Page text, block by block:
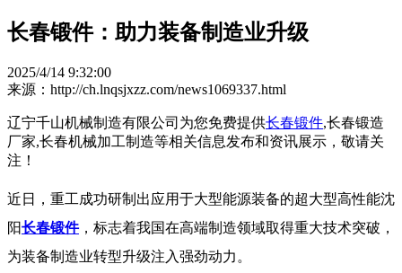
长春锻件：助力装备制造业升级​ ​
2025/4/14 9:32:00
来源：http://ch.lnqsjxzz.com/news1069337.html
辽宁千山机械制造有限公司为您免费提供长春锻件,长春锻造
厂家,长春机械加工制造等相关信息发布和资讯展示，敬请关
注！
近日，重工成功研制出应用于大型能源装备的超大型高性能沈
阳长春锻件，标志着我国在高端制造领域取得重大技术突破，
为装备制造业转型升级注入强劲动力。​